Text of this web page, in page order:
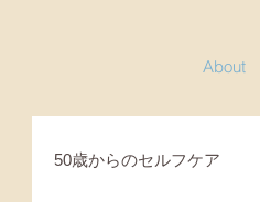
About
50歳からのセルフケア